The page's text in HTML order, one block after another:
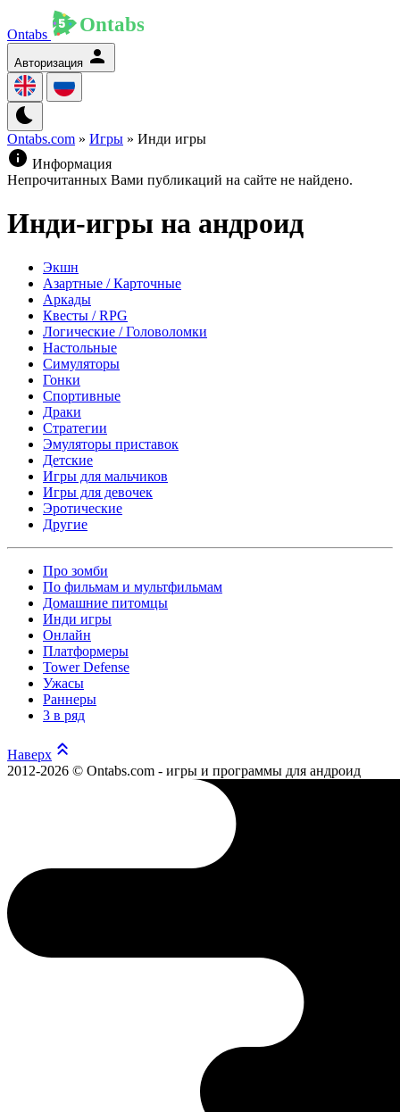
Ontabs
Авторизация
Ontabs.com » Игры » Инди игры
Информация
Непрочитанных Вами публикаций на сайте не найдено.
Инди-игры на андроид
Экшн
Азартные / Карточные
Аркады
Квесты / RPG
Логические / Головоломки
Настольные
Симуляторы
Гонки
Спортивные
Драки
Стратегии
Эмуляторы приставок
Детские
Игры для мальчиков
Игры для девочек
Эротические
Другие
Про зомби
По фильмам и мультфильмам
Домашние питомцы
Инди игры
Онлайн
Платформеры
Tower Defense
Ужасы
Раннеры
3 в ряд
Наверх
2012-2026 © Ontabs.com - игры и программы для андроид